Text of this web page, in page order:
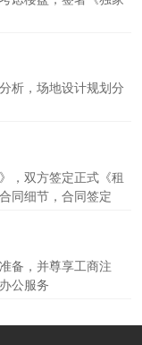
析，场地设计规划分
，双方签定正式《租
同细节，合同签定
备，并尊享工商注
公服务